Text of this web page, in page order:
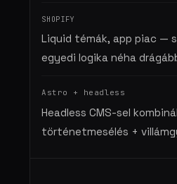
Liquid témák, app piac —
egyedi logika néha
Headless CMS-sel
történetmesélés +